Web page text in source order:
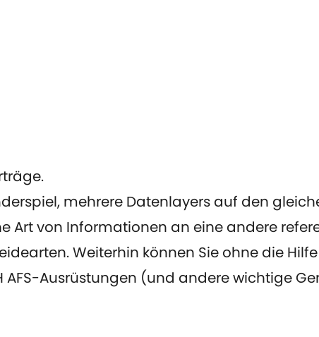
mehrere Datenlayers auf den
von Informationen an eine andere
Weiterhin können Sie ohne die
Ausrüstungen (und andere wichtige